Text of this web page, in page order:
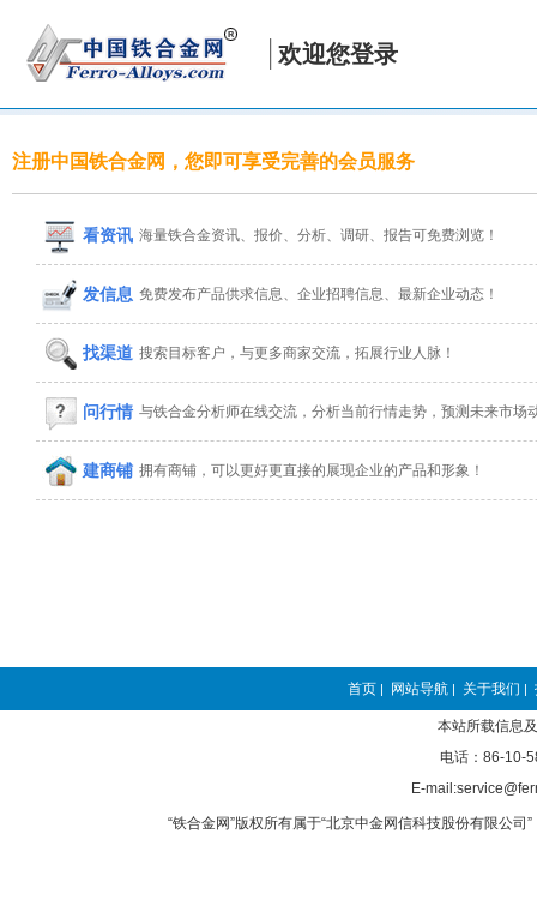
欢迎您登录
注册中国铁合金网，您即可享受完善的会员服务
看资讯 海量铁合金资讯、报价、分析、调研、报告可免费浏览！
发信息 免费发布产品供求信息、企业招聘信息、最新企业动态！
找渠道 搜索目标客户，与更多商家交流，拓展行业人脉！
问行情 与铁合金分析师在线交流，分析当前行情走势，预测未来市场
建商铺 拥有商铺，可以更好更直接的展现企业的产品和形象！
首页 | 网站导航 | 关于我们 |
本站所载信息
电话：86-10-
E-
“铁合金网”版权所有属于“北京中金网信科技股份有限公司